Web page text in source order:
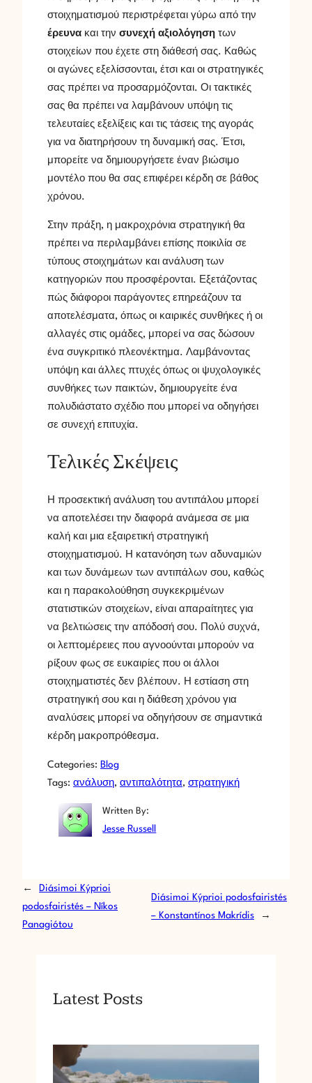
στοιχηματισμού περιστρέφεται γύρω από την
έρευνα και την συνεχή αξιολόγηση των
στοιχείων που έχετε στη διάθεσή σας. Καθώς
οι αγώνες εξελίσσονται, έτσι και οι στρατηγικές
σας πρέπει να προσαρμόζονται. Οι τακτικές
σας θα πρέπει να λαμβάνουν υπόψη τις
τελευταίες εξελίξεις και τις τάσεις της αγοράς
για να διατηρήσουν τη δυναμική σας. Έτσι,
μπορείτε να δημιουργήσετε έναν βιώσιμο
μοντέλο που θα σας επιφέρει κέρδη σε βάθος
χρόνου.
Στην πράξη, η μακροχρόνια στρατηγική θα
πρέπει να περιλαμβάνει επίσης ποικιλία σε
τύπους στοιχημάτων και ανάλυση των
κατηγοριών που προσφέρονται. Εξετάζοντας
πώς διάφοροι παράγοντες επηρεάζουν τα
αποτελέσματα, όπως οι καιρικές συνθήκες ή οι
αλλαγές στις ομάδες, μπορεί να σας δώσουν
ένα συγκριτικό πλεονέκτημα. Λαμβάνοντας
υπόψη και άλλες πτυχές όπως οι ψυχολογικές
συνθήκες των παικτών, δημιουργείτε ένα
πολυδιάστατο σχέδιο που μπορεί να οδηγήσει
σε συνεχή επιτυχία.
Τελικές Σκέψεις
Η προσεκτική ανάλυση του αντιπάλου μπορεί
να αποτελέσει την διαφορά ανάμεσα σε μια
καλή και μια εξαιρετική στρατηγική
στοιχηματισμού. Η κατανόηση των αδυναμιών
και των δυνάμεων των αντιπάλων σου, καθώς
και η παρακολούθηση συγκεκριμένων
στατιστικών στοιχείων, είναι απαραίτητες για
να βελτιώσεις την απόδοσή σου. Πολύ συχνά,
οι λεπτομέρειες που αγνοούνται μπορούν να
ρίξουν φως σε ευκαιρίες που οι άλλοι
στοιχηματιστές δεν βλέπουν. Η εστίαση στη
στρατηγική σου και η διάθεση χρόνου για
αναλύσεις μπορεί να οδηγήσουν σε σημαντικά
κέρδη μακροπρόθεσμα.
Categories: Blog
Tags: ανάλυση, αντιπαλότητα, στρατηγική
Written By:
Jesse Russell
←
Diásimoi Kýprioi
podosfairistés – Níkos
Panagiótou
Diásimoi Kýprioi podosfairistés
– Konstantínos Makrídis
→
Latest Posts